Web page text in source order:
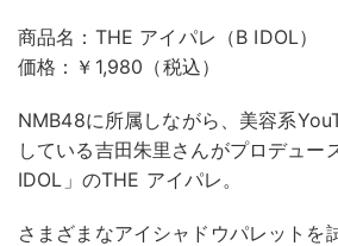
商品名：THE アイパレ（B IDOL）
価格：￥1,980（税込）
NMB48に所属しながら、美容系
している吉田朱里さんがプロデュー
IDOL」のTHE アイパレ。
さまざまなアイシャドウパレットを